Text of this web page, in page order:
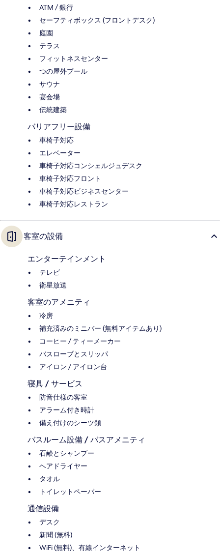
ATM / 銀行
セーフティボックス (フロントデスク)
庭園
テラス
フィットネスセンター
つの屋外プール
サウナ
宴会場
伝統建築
バリアフリー設備
車椅子対応
エレベーター
車椅子対応コンシェルジュデスク
車椅子対応フロント
車椅子対応ビジネスセンター
車椅子対応レストラン
客室の設備
エンターテインメント
テレビ
衛星放送
客室のアメニティ
冷房
補充済みのミニバー (無料アイテムあり)
コーヒー / ティーメーカー
バスローブとスリッパ
アイロン / アイロン台
寝具 / サービス
防音仕様の客室
アラーム付き時計
備え付けのシーツ類
バスルーム設備 / バスアメニティ
石鹸とシャンプー
ヘアドライヤー
タオル
トイレットペーパー
通信設備
デスク
新聞 (無料)
WiFi (無料)、有線インターネット